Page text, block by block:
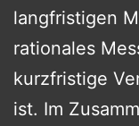
langfristigen
rationales
kurzfristige
ist. Im